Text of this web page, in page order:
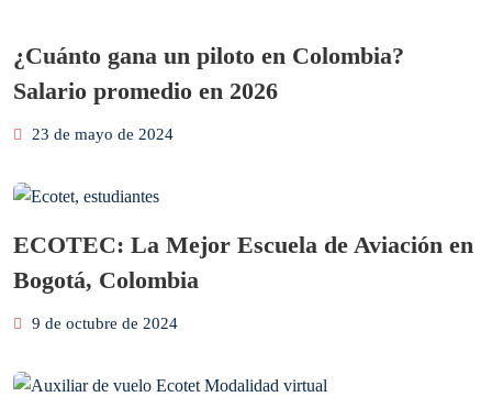
¿Cuánto gana un piloto en Colombia?
Salario promedio en 2026
23 de mayo de 2024
ECOTEC: La Mejor Escuela de Aviación en
Bogotá, Colombia
9 de octubre de 2024